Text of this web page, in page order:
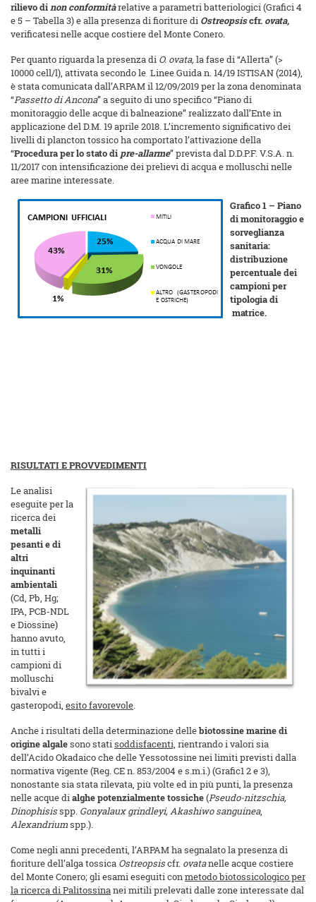
rilievo dinon conformitàrelative a parametri batteriologici (Grafici 4
e 5 – Tabella 3) e alla presenza di fioriture di Ostreopsiscfr. ovata,
verificatesi nelle acque costiere del Monte Conero.
Per quanto riguarda la presenza di O. ovata,la fase di “Allerta” (>
10000 cell/l), attivata secondo le Linee Guida n. 14/19 ISTISAN (2014),
è stata comunicata dall’ARPAM il 12/09/2019 per la zona denominata
“Passetto di Ancona” a seguito di uno specifico “Piano di
monitoraggio delle acque di balneazione” realizzato dall’Ente in
applicazione del D.M. 19 aprile 2018. L’incremento significativo dei
livelli di plancton tossico ha comportato l’attivazione della
“Procedura per lo stato di pre-allarme” prevista dal D.D.P.F. V.S.A. n.
11/2017 con intensificazione dei prelievi di acqua e molluschi nelle
aree marine interessate.
Grafico 1 – Piano
di monitoraggio e
sorveglianza
sanitaria:
distribuzione
percentuale dei
campioni per
tipologia di
matrice.
RISULTATI E PROVVEDIMENTI
Le analisi
eseguite per la
ricerca dei
metalli
pesanti e di
altri
inquinanti
ambientali
(Cd, Pb, Hg;
IPA, PCB-NDL
e Diossine)
hanno avuto,
in tutti i
campioni di
molluschi
bivalvi e
gasteropodi, esito favorevole.
Anche i risultati della determinazione dellebiotossine marine di
origine algalesono statisoddisfacenti, rientrando i valori sia
dell’Acido Okadaico che delle Yessotossine nei limiti previsti dalla
normativa vigente (Reg. CE n. 853/2004 e s.m.i.) (Grafic1 2 e 3),
nonostante sia stata rilevata, più volte ed in più punti, la presenza
nelle acque dialghe potenzialmente tossiche(Pseudo-nitzschia,
Dinophisisspp. Gonyalaux grindleyi, Akashiwo sanguinea,
Alexandriumspp.).
Come negli anni precedenti, l’ARPAM ha segnalato la presenza di
fioriture dell’alga tossica Ostreopsiscfr. ovatanelle acque costiere
del Monte Conero; gli esami eseguiti conmetodo biotossicologico per
la ricerca di Palitossinanei mitili prelevati dalle zone interessate dal